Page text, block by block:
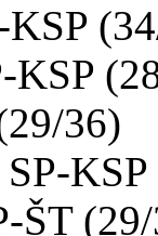
KSP
36)
ŠT